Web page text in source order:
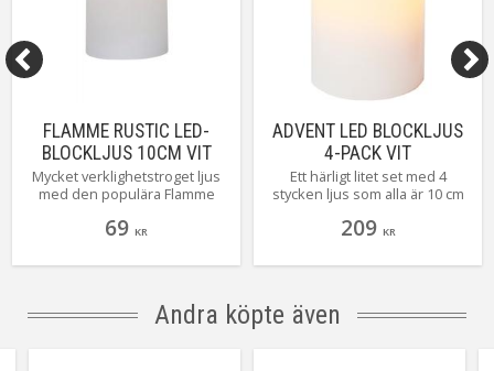
FLAMME RUSTIC LED-
BLOCKLJUS 10CM VIT
Mycket verklighetstroget ljus
med den populära Flamme
med något grövre yta än de
flera olika höjder och färger
de färgade ljusen) Självklart
har alla ljusen inbyggd
69 KR
ADVENT LED BLOCKLJUS
4-PACK VIT
Ett härligt litet set med 4
stycken ljus som alla är 10 cm
perfekt att använda till
släcker gör du enkelt med den
209 KR
Andra köpte även